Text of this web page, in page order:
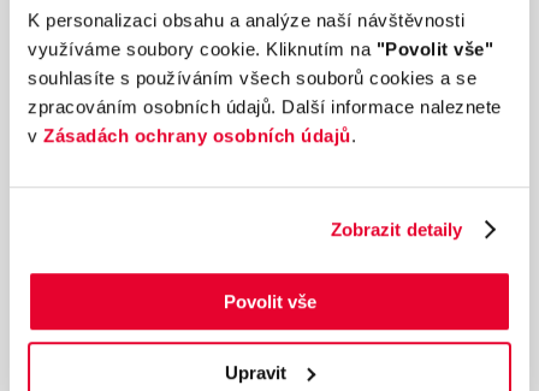
K personalizaci obsahu a analýze naší návštěvnosti
využíváme soubory cookie. Kliknutím na "Povolit vše"
souhlasíte s používáním všech souborů cookies a se
zpracováním osobních údajů. Další informace naleznete
v Zásadách ochrany osobních údajů.
Zobrazit detaily
Povolit vše
Upravit
96 752 km
82 kW
Palivo
Benzín
Převodovka
Manuální
291 990 Kčs DPH
Přidat k porovnání